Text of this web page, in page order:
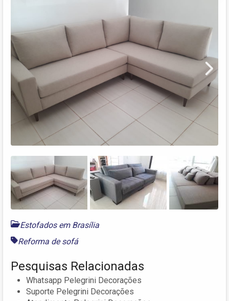
Next
Estofados em Brasília
Reforma de sofá
Pesquisas Relacionadas
Whatsapp Pelegrini Decorações
Suporte Pelegrini Decorações